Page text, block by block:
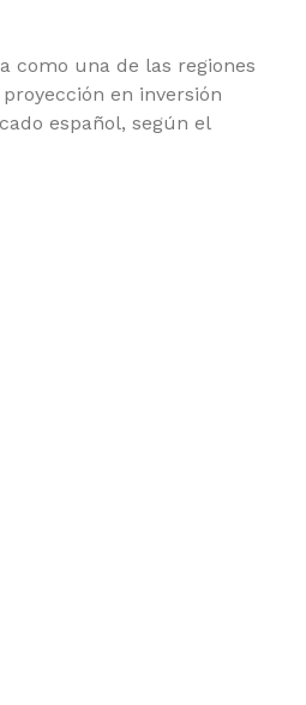
como una de las regiones
en inversión
español, según el